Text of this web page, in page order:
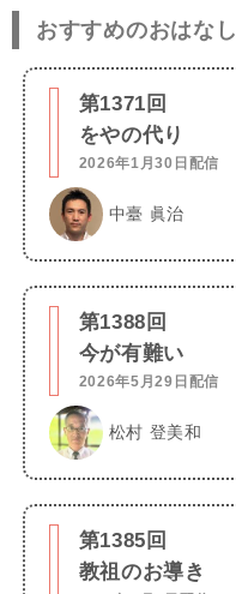
おすすめのおはなし
第1371回
をやの代り
2026年1月30日配信
中臺 眞治
第1388回
今が有難い
2026年5月29日配信
松村 登美和
第1385回
教祖のお導き